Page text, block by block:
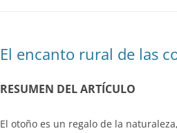
El encanto rural de las
RESUMEN DEL ARTÍCULO
El otoño es un regalo de la